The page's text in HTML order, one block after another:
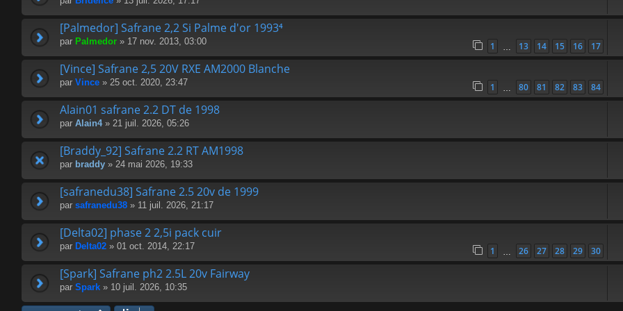
[Palmedor] Safrane 2,2 Si Palme d'or 1993⁴
par Palmedor » 17 nov. 2013, 03:00 1 13 14 15 16 17
[Vince] Safrane 2,5 20V RXE AM2000 Blanche
par Vince » 25 oct. 2020, 23:47 1 80 81 82 83 84
Alain01 safrane 2.2 DT de 1998
par Alain4» 21 juil. 2026, 05:26
[Braddy_92] Safrane 2.2 RT AM1998
par braddy » 24 mai 2026, 19:33
[safranedu38] Safrane 2.5 20v de 1999
par safranedu38 » 11 juil. 2026, 21:17
[Delta02] phase 2 2,5i pack cuir
par Delta02 » 01 oct. 2014, 22:17 1 26 27 28 29 30
[Spark] Safrane ph2 2.5L 20v Fairway
par Spark » 10 juil. 2026, 10:35